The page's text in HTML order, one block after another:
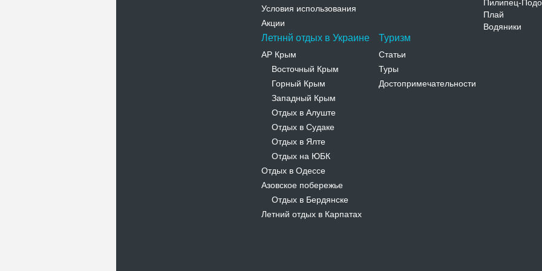
Условия использования
Акции
Пилипец-
Плай
Водяники
Летннй отдых в Украине
АР Крым
Восточный Крым
Горный Крым
Западный Крым
Отдых в Алуште
Отдых в Судаке
Отдых в Ялте
Отдых на ЮБК
Отдых в Одессе
Азовское побережье
Отдых в Бердянске
Летний отдых в Карпатах
Туризм
Статьи
Туры
Достопримечательности